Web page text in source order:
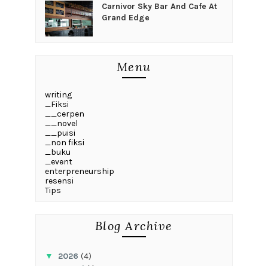
Carnivor Sky Bar And Cafe At
Grand Edge
Menu
writing
_Fiksi
__cerpen
__novel
__puisi
_non fiksi
_buku
_event
enterpreneurship
resensi
Tips
Blog Archive
▼ 2026 (4)